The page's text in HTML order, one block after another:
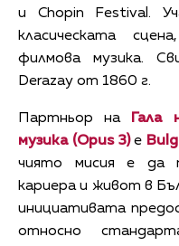
и Chopin Festival.
класическата
филмова музика.
Derazay от 1860 г.
Партньор на
Гала
музика (Opus 3)е
чиято мисия е да
кариера и живот в
инициативата
относно